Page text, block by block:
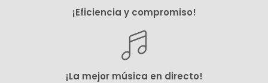
¡Eficiencia y compromiso!
¡La mejor música en directo!